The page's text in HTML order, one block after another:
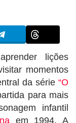
lições
momentos
da série “O
para mais
infantil
em 1994. A